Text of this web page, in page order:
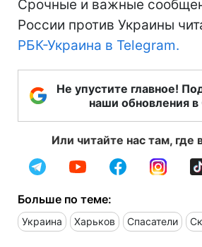
Срочные и важные
России против Украины
РБК-Украина в Telegram.
Не упустите главное!
наши обновления в
Или читайте нас там, где
Больше по теме:
Украина Харьков Спасатели